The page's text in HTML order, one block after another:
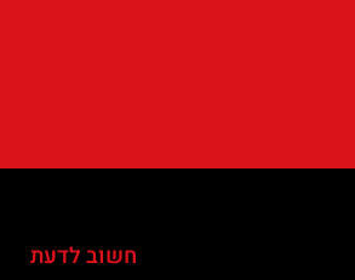
חשוב לדעת